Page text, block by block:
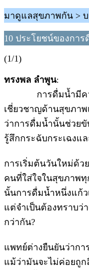
มาดูแลสุขภาพกัน > บ
10 ประโยชน์ของกา
(1/1)
ทรงพล ลำพูน:
การดื่มน้ำมีความ
เชี่ยวชาญด้านสุขภา
ว่าการดื่มน้ำนั้นช่วย
รู้สึกกระฉับกระเฉงแ
การเริ่มต้นวันใหม่ด้ว
คนที่ใส่ใจในสุขภาพ
นั้นการดื่มน้ำหนึ่งแก้
แต่จำเป็นต้องทราบว่
กว่ากัน?
แพทย์ต่างยืนยันว่าก
แม้ว่ามันจะไม่ค่อยถูก